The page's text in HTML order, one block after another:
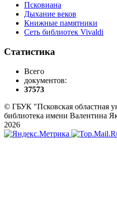
Псковиана
Дыхание веков
Книжные памятники
Сеть библиотек Vivaldi
Статистика
Всего
документов:
37573
© ГБУК "Псковская областная
библиотека имени Валентина
2026